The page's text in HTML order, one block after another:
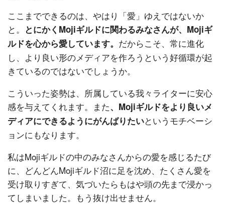
ここまでできるのは、やはり「愛」ゆえではないか
と。
とにかくMojiギルドに関わるみなさんが、Mojiギ
ルドを心から愛しています。 だからこそ、常に進化
し、より良い形のメディアを作ろうという好循環が起
きているのではないでしょうか。
こういった姿勢は、所属している我々ライターに安心
感を与えてくれます。また、Mojiギルドをより良いメ
ディアにできるようにがんばりたいというモチベーシ
ョンにもなります。
私はMojiギルドの中のみなさんからの愛を感じるたび
に、どんどんMojiギルド沼に足を沈め、たくさん愛を
受け取りすぎて、気づいたらもはや頭の先まで浸かっ
てしまいました。もう抜け出せません。